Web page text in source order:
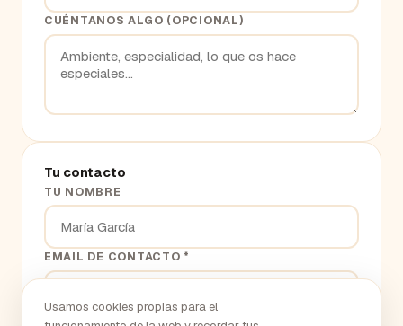
CUÉNTANOS ALGO (OPCIONAL)
Tu contacto
TU NOMBRE
EMAIL DE CONTACTO *
Usamos cookies propias para el